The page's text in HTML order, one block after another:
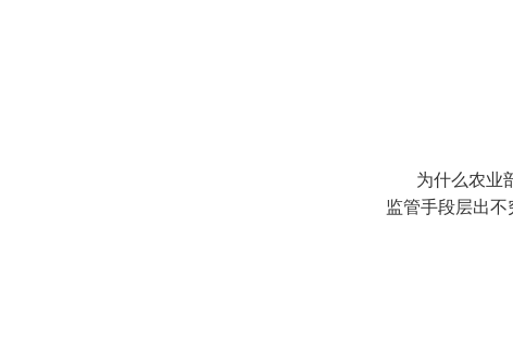
为什么农业
监管手段层出不